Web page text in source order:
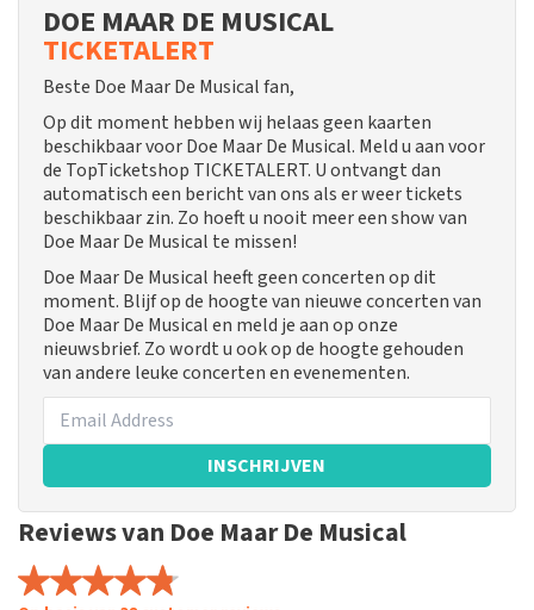
DOE MAAR DE MUSICAL
TICKETALERT
Beste Doe Maar De Musical fan,
Op dit moment hebben wij helaas geen kaarten
beschikbaar voor Doe Maar De Musical. Meld u aan voor
de TopTicketshop TICKETALERT. U ontvangt dan
automatisch een bericht van ons als er weer tickets
beschikbaar zin. Zo hoeft u nooit meer een show van
Doe Maar De Musical te missen!
Doe Maar De Musical heeft geen concerten op dit
moment. Blijf op de hoogte van nieuwe concerten van
Doe Maar De Musical en meld je aan op onze
nieuwsbrief. Zo wordt u ook op de hoogte gehouden
van andere leuke concerten en evenementen.
INSCHRIJVEN
Reviews van Doe Maar De Musical